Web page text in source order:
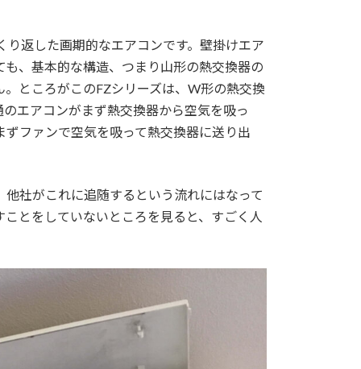
返した画期的なエアコンです。壁掛けエア
、基本的な構造、つまり山形の熱交換器の
ところがこのFZシリーズは、W形の熱交換
エアコンがまず熱交換器から空気を吸っ
ファンで空気を吸って熱交換器に送り出
社がこれに追随するという流れにはなって
とをしていないところを見ると、すごく人